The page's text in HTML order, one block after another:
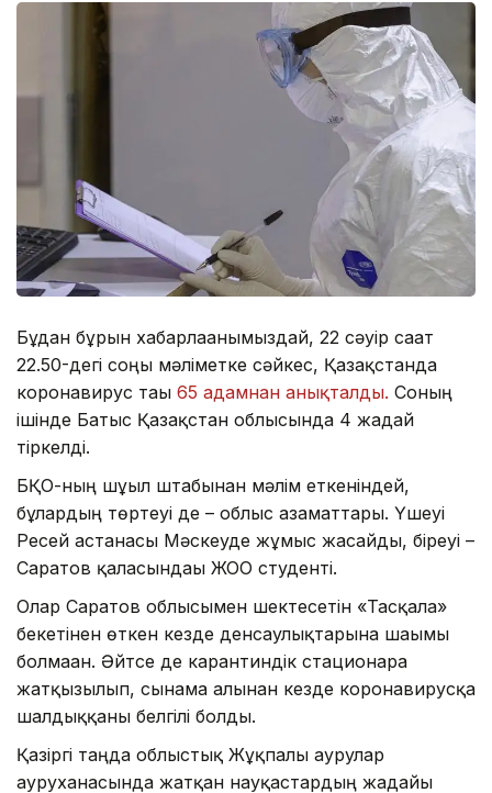
Бұдан бұрын хабарлағанымыздай, 22 сәуір сағат
22.50-дегі соңғы мәліметке сәйкес, Қазақстанда
коронавирус тағы 65 адамнан анықталды. Соның
ішінде Батыс Қазақстан облысында 4 жағдай
тіркелді.
БҚО-ның шұғыл штабынан мәлім еткеніндей,
бұлардың төртеуі де – облыс азаматтары. Үшеуі
Ресей астанасы Мәскеуде жұмыс жасайды, біреуі –
Саратов қаласындағы ЖОО студенті.
Олар Саратов облысымен шектесетін «Тасқала»
бекетінен өткен кезде денсаулықтарына шағымы
болмаған. Әйтсе де карантиндік стационарға
жатқызылып, сынама алынған кезде коронавирусқа
шалдыққаны белгілі болды.
Қазіргі таңда облыстық Жұқпалы аурулар
ауруханасында жатқан науқастардың жағдайы